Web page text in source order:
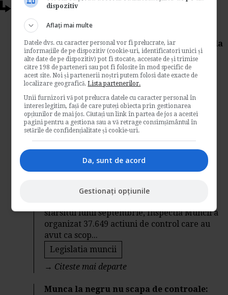
Articole conexe
Ministerul Muncii: Proiect pentru
acordarea de beneficii de asistenta sociala
deWww.legislatiamuncii.ro
Ministerul Muncii a emis recent spre
dezbatere Proiectul de hotarare pentru
modificarea si completarea Normelor
metodologice de aplicare a...
Legislatia muncii
→Citeste mai departe
Modificarile din Codul Muncii au dus la
amenzi de peste 75 milioane de lei
Www.legislatiamuncii.ro
sfarsitul lunii septembrie, Inspectia Muncii a
organizat 37.649 actiuni de control care au
avut ca scop...
Legislatia muncii
→ Citeste mai departe
Munca la negru nu scapa de controale:
dispozitiv
Aflați mai multe
Datele dvs. cu caracter personal vor fi prelucrate, iar
informațiile de pe dispozitiv (cookie-uri, identificatori unici și
alte date de pe dispozitiv) pot fi stocate, accesate de și trimise
către 198 de parteneri sau pot fi folosite în mod specific de
acest site. Noi și partenerii noștri putem folosi date exacte de
localizare geografică.Lista partenerilor.
Unii furnizori vă pot prelucra datele cu caracter personal în
interes legitim, față de care puteți obiecta prin gestionarea
opțiunilor de mai jos. Căutați un link în partea de jos a acestei
pagini pentru a gestiona sau a vă retrage consimțământul în
setările de confidențialitate și cookie-uri.
Da, sunt de acord
Gestionați opțiunile